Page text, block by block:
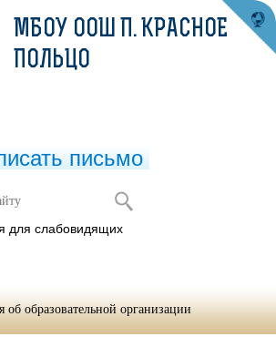
за Июнь 2026
дождливый день у нас
МБОУ ООШ П. КРАСНОЕ
ПОЛЬЦО
письмо
для слабовидящих
об образовательной организации